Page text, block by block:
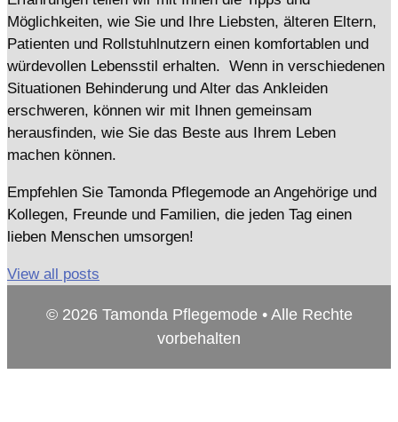
Möglichkeiten, wie Sie und Ihre Liebsten, älteren Eltern,
Patienten und Rollstuhlnutzern einen komfortablen und
würdevollen Lebensstil erhalten. Wenn in verschiedenen
Situationen Behinderung und Alter das Ankleiden
erschweren, können wir mit Ihnen gemeinsam
herausfinden, wie Sie das Beste aus Ihrem Leben
machen können.
Empfehlen Sie Tamonda Pflegemode an Angehörige und
Kollegen, Freunde und Familien, die jeden Tag einen
lieben Menschen umsorgen!
View all posts
© 2026 Tamonda Pflegemode • Alle Rechte
vorbehalten